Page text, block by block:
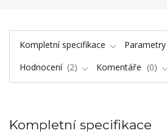
Kompletní specifikace
Parametry
Hodnocení
2 Komentáře 0
Kompletní specifikace